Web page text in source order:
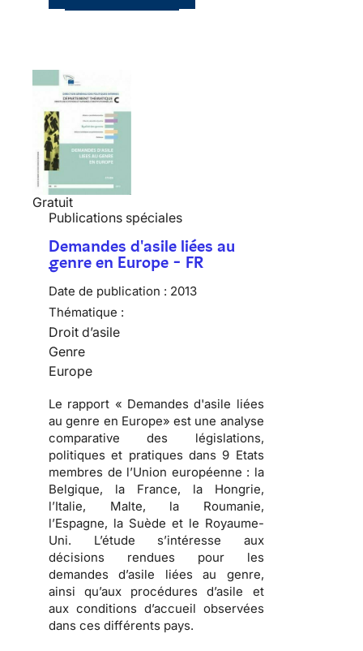
Gratuit
Publications spéciales
Demandes d'asile liées au
genre en Europe - FR
Date de publication : 2013
Thématique :
Droit d’asile
Genre
Europe
Le rapport « Demandes d'asile liées
au genre en Europe» est une analyse
comparative des législations,
politiques et pratiques dans 9 Etats
membres de l’Union européenne : la
Belgique, la France, la Hongrie,
l’Italie, Malte, la Roumanie,
l’Espagne, la Suède et le Royaume-
Uni. L’étude s’intéresse aux
décisions rendues pour les
demandes d’asile liées au genre,
ainsi qu’aux procédures d’asile et
aux conditions d’accueil observées
dans ces différents pays.